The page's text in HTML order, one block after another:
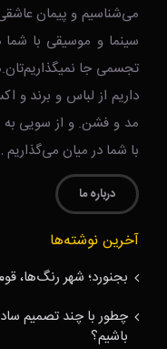
می‌شناسیم و پیمان عاشقی
سینما و موسیقی با شما
تجسمی جا
داریم از لباس و برند و
مد و فشن. و از سویی به
با شما در میان می‌گذاریم
درباره ما
آخرین نوشته‌ها
بجنورد؛ شهر رنگ‌ها،
چطور با چند تصمیم
باشیم؟